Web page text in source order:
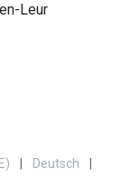
Leur
Deutsch